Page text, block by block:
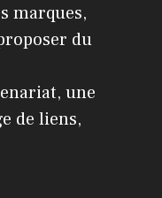
marques,
du
une
de liens,